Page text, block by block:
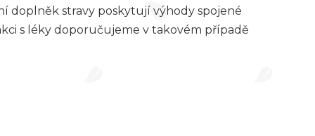
doplněk stravy poskytují výhody spojené
s léky doporučujeme v takovém případě